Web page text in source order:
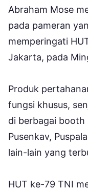
Abraham Mose
pada pameran
memperingati
Jakarta, pada
Produk
fungsi khusus,
di berbagai booth
Pusenkav,
lain-lain yang
HUT ke-79 TNI